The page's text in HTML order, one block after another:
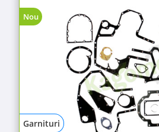
Nou
Garnituri